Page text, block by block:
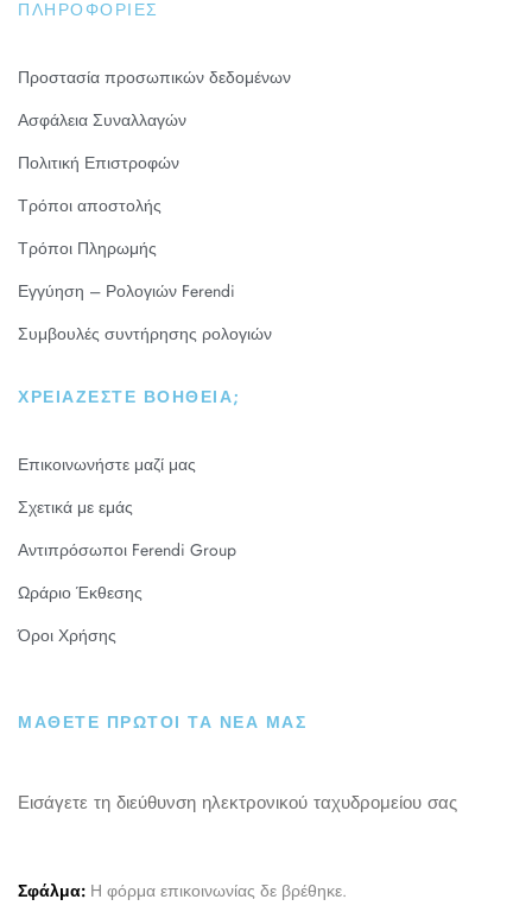
ΠΛΗΡΟΦΟΡΊΕΣ
Προστασία προσωπικών δεδομένων
Ασφάλεια Συναλλαγών
Πολιτική Επιστροφών
Τρόποι αποστολής
Τρόποι Πληρωμής
Εγγύηση – Ρολογιών Ferendi
Συμβουλές συντήρησης ρολογιών
ΧΡΕΙΆΖΕΣΤΕ ΒΟΉΘΕΙΑ;
Επικοινωνήστε μαζί μας
Σχετικά με εμάς
Αντιπρόσωποι Ferendi Group
Ωράριο Έκθεσης
Όροι Χρήσης
ΜΑΘΕΤΕ ΠΡΩΤΟΙ ΤΑ ΝΕΑ ΜΑΣ
Εισάγετε τη διεύθυνση ηλεκτρονικού ταχυδρομείου σας
Σφάλμα: Η φόρμα επικοινωνίας δε βρέθηκε.